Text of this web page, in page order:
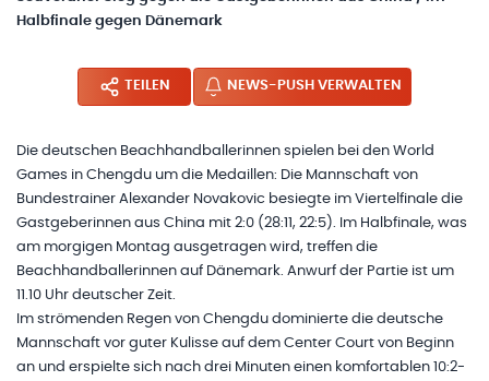
Halbfinale gegen Dänemark
TEILEN NEWS-PUSH VERWALTEN
Die deutschen Beachhandballerinnen spielen bei den World
Games in Chengdu um die Medaillen: Die Mannschaft von
Bundestrainer Alexander Novakovic besiegte im Viertelfinale die
Gastgeberinnen aus China mit 2:0 (28:11, 22:5). Im Halbfinale, was
am morgigen Montag ausgetragen wird, treffen die
Beachhandballerinnen auf Dänemark. Anwurf der Partie ist um
11.10 Uhr deutscher Zeit.
Im strömenden Regen von Chengdu dominierte die deutsche
Mannschaft vor guter Kulisse auf dem Center Court von Beginn
an und erspielte sich nach drei Minuten einen komfortablen 10:2-